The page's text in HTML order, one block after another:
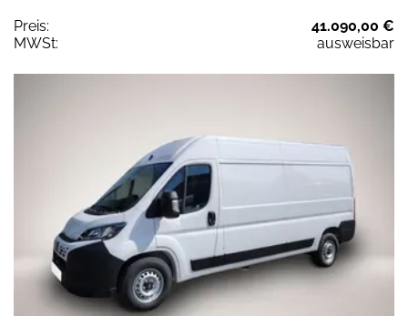
Preis:
41.090,00 €
MWSt:
ausweisbar